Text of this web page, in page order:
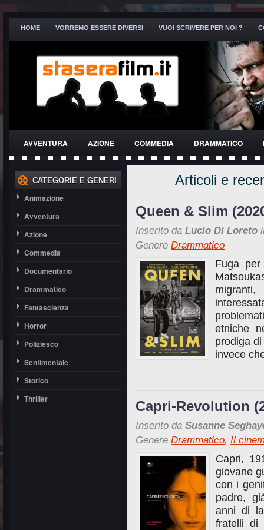
HOME VORREMO ESSERE DIVERSI VUOI SCRIVERE PER NOI ?
AVVENTURA AZIONE COMMEDIA DRAMMATICO
THRILLER
CATEGORIE E GENERI
Animazione
Avventura
Azione
Commedia
Documentario
Drammatico
Fantascienza
Horror
Poliziesco
Sentimentale
Storico
Thriller
Articoli e
Queen & Slim
Inserito da Lucio Di Loreto
Genere Drammatico
Fuga
etniche
prodiga
invece
Capri-Revolution
Inserito da Susanne
Genere Drammatico, Il
Capri,
giovane
con i
padre,
anni di
fratelli di